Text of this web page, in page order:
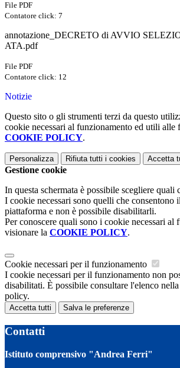
File PDF
Contatore click: 7
annotazione_DECRETO di AVVIO
ATA.pdf
File PDF
Contatore click: 12
Notizie
Questo sito o gli strumenti terzi da questo
cookie necessari al funzionamento ed utili alle
COOKIE POLICY.
Personalizza Rifiuta tutti i cookies Accetta
Gestione cookie
In questa schermata è possibile scegliere quali
I cookie necessari sono quelli che consentono
piattaforma e non è possibile disabilitarli.
Per conoscere quali sono i cookie necessari al
visionare la COOKIE POLICY.
Cookie necessari per il funzionamento
I cookie necessari per il funzionamento non
disabilitati. È possibile consultare l'elenco
policy.
Accetta tutti Salva le preferenze
Contatti
Istituto comprensivo "Andrea Ferri"